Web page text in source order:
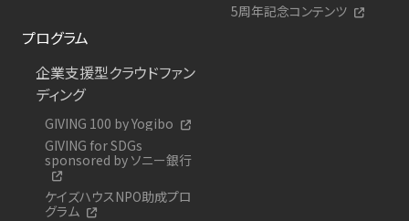
5周年記念コンテンツ
プログラム
企業支援型クラウドファン
ディング
GIVING 100 by Yogibo
GIVING for SDGs
sponsored by ソニー銀行
ケイズハウスNPO助成プロ
グラム